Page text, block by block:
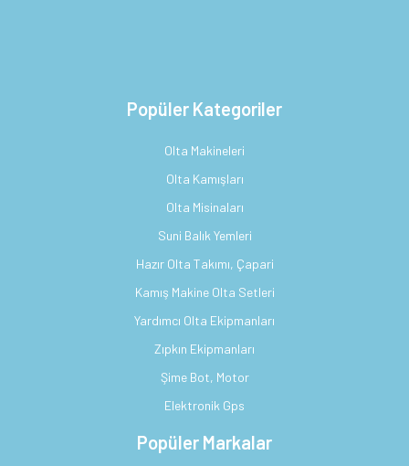
Popüler Kategoriler
Olta Makineleri
Olta Kamışları
Olta Misinaları
Suni Balık Yemleri
Hazır Olta Takımı, Çapari
Kamış Makine Olta Setleri
Yardımcı Olta Ekipmanları
Zıpkın Ekipmanları
Şime Bot, Motor
Elektronik Gps
Popüler Markalar